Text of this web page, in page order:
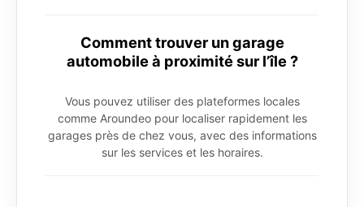
Comment trouver un garage
automobile à proximité sur l’île ?
Vous pouvez utiliser des plateformes locales
comme Aroundeo pour localiser rapidement les
garages près de chez vous, avec des informations
sur les services et les horaires.